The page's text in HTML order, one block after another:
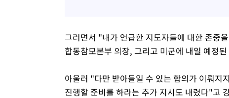
그러면서 "내가 언급한 지도자들에 대한 존중
합동참모본부 의장, 그리고 미군에 내일 예정
아울러 "다만 받아들일 수 있는 합의가 이뤄지
진행할 준비를 하라는 추가 지시도 내렸다"고